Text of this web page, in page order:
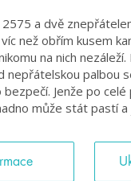
a dvě
než obřím kusem
na nich
nepřátelskou palbou
Jenže po
může stát pastí a